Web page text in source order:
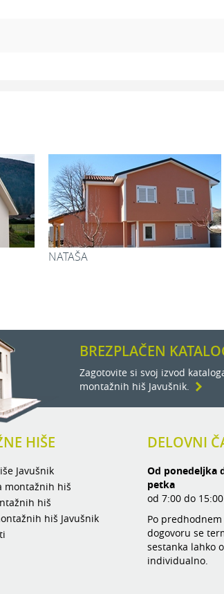
m2
m
m 2
m2
m2
12. Soba 2:
13. Kopalnica:
14. Kabinet: 8,19
15. Hodnik s
stopniščem:
Skupaj:
HIŠE Z MONTAŽNO
BREZPLAČEN
Zagotovite si svoj izvod
montažnih hiš Javušnik.
HIŠE
Javušnik
montažnih hiš
hiš
hiš Javušnik
DELOVNI
Od ponedeljka
petka
od 7:00 do
Po predhodnem
dogovoru se
sestanka lahko
individualno.